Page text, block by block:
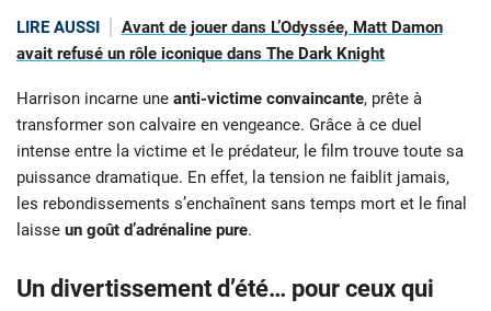
LIRE AUSSI
Avant de jouer dans L’Odyssée, Matt Damon
avait refusé un rôle iconique dans The Dark Knight
Harrison incarne une anti-victime convaincante, prête à
transformer son calvaire en vengeance. Grâce à ce duel
intense entre la victime et le prédateur, le film trouve toute sa
puissance dramatique. En effet, la tension ne faiblit jamais,
les rebondissements s’enchaînent sans temps mort et le final
laisse un goût d’adrénaline pure.
Un divertissement d’été… pour ceux qui